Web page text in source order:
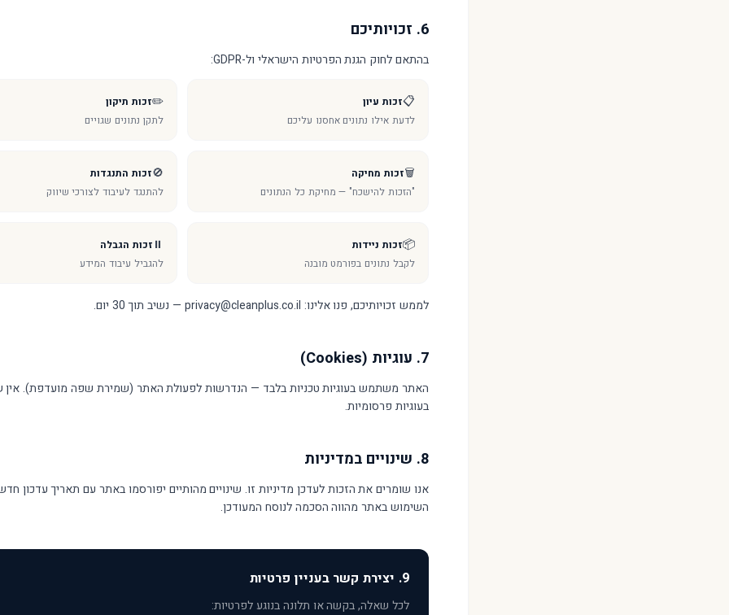
6. זכויותיכם
בהתאם לחוק הגנת הפרטיות הישראלי ול-GDPR:
📋זכות עיון
לדעת אילו נתונים אחסנו עליכם
✏️זכות תיקון
לתקן נתונים שגויים
🗑️זכות מחיקה
"הזכות להישכח" — מחיקת כל הנתונים
🚫זכות התנגדות
להתנגד לעיבוד לצורכי שיווק
📦זכות ניידות
לקבל נתונים בפורמט מובנה
⏸️ זכות הגבלה
להגביל עיבוד המידע
לממש זכויותיכם, פנו אלינו: privacy@cleanplus.co.il — נשיב תוך 30 יום.
7. עוגיות (Cookies)
האתר משתמש בעוגיות טכניות בלבד — הנדרשות לפעולת האתר (שמירת שפה מועדפת). אין
בעוגיות פרסומיות.
8. שינויים במדיניות
אנו שומרים את הזכות לעדכן מדיניות זו. שינויים מהותיים יפורסמו באתר עם תאריך עדכון
השימוש באתר מהווה הסכמה לנוסח המעודכן.
9. יצירת קשר בעניין פרטיות
לכל שאלה, בקשה או תלונה בנוגע לפרטיות: